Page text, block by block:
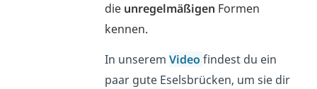
die unregelmäßigen Formen
kennen.
In unserem Video findest du ein
paar gute Eselsbrücken, um sie dir